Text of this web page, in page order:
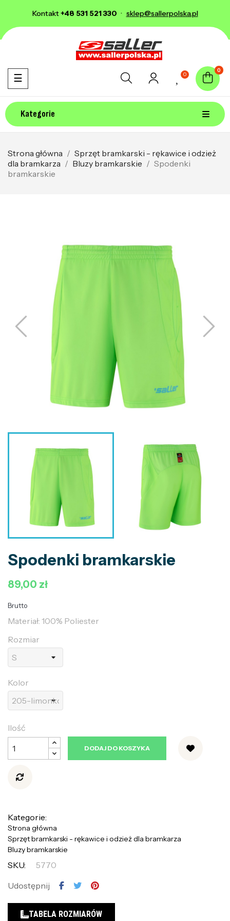
Kontakt+48 531 521 330 · sklep@sallerpolska.pl
0
0
Kategorie
Toggle navigation
☰
Strona główna
Sprzęt bramkarski - rękawice i odzież
dla bramkarza
Bluzy bramkarskie
Spodenki
bramkarskie
Spodenki bramkarskie
89,00 zł
Brutto
Materiał: 100% Poliester
Rozmiar
Kolor
Ilość
DODAJ DO KOSZYKA
Kategorie:
Strona główna
Sprzęt bramkarski - rękawice i odzież dla bramkarza
Bluzy bramkarskie
SKU:
5770
Udostępnij
TABELA ROZMIARÓW